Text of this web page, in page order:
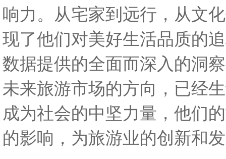
响力。从宅家到远行，从文
现了他们对美好生活品质的
数据提供的全面而深入的洞
未来旅游市场的方向，已经
成为社会的中坚力量，他们
的影响，为旅游业的创新和